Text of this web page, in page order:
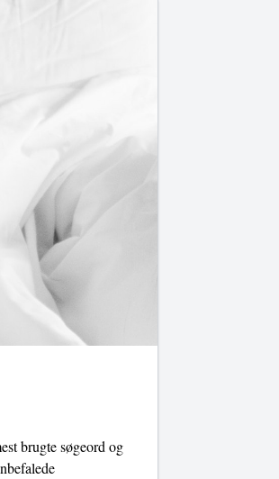
brugte søgeord og